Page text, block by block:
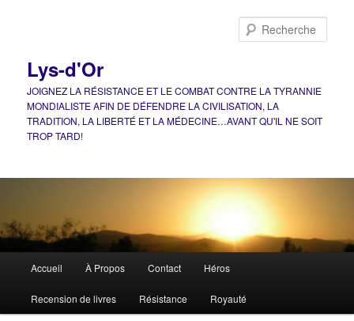
Lys-d'Or
JOIGNEZ LA RÉSISTANCE ET LE COMBAT CONTRE LA TYRANNIE
MONDIALISTE AFIN DE DÉFENDRE LA CIVILISATION, LA
TRADITION, LA LIBERTÉ ET LA MÉDECINE…AVANT QU'IL NE SOIT
TROP TARD!
principal
Accueil À Propos Contact Héros
Recension de livres Résistance Royauté